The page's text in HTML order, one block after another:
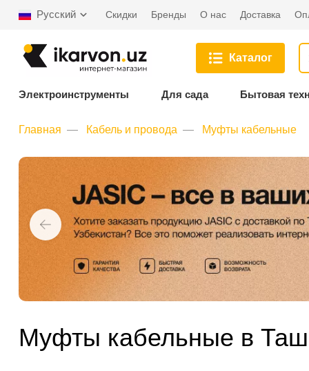
Русский Скидки Бренды О нас Доставка
Каталог
Электроинструменты Для сада Бытовая
Главная Кабель и провода Муфты кабельные
Муфты кабельные в